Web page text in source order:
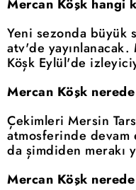
Mercan Köşk hangi
Yeni sezonda
atv'de
Köşk Eylül'de
Mercan Köşk
Çekimleri Mersin
atmosferinde devam
da şimdiden merakı
Mercan Köşk